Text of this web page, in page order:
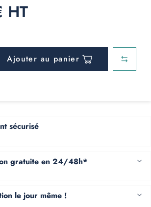
HT
Ajouter au panier
sécurisé
gratuite en 24/48h*
le jour même !